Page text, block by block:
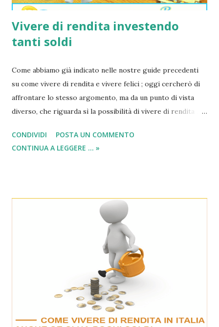
Vivere di rendita investendo
tanti soldi
Come abbiamo già indicato nelle nostre guide precedenti
su come vivere di rendita e vivere felici ; oggi cercherò di
affrontare lo stesso argomento, ma da un punto di vista
diverso, che riguarda sì la possibilità di vivere di rendita ,
capitale d’investimento, sarà maggiormente intenzionato
ed agevolato ad aumentarlo a chi invece cerca di vivere di
investirlo e metterlo da parte cosi da utilizzarlo dopo
qualche anno in modo da poter vivere di rendita per
sempre senza più lavorare! Per poter fare tutto ciò però
esistono due possibilità o meglio diverse alternative da
analizzare: la prima cosa da fare è quella di non strafare,
cercando ugualmente di mantenere un tenore di vita
costante. La seconda invece è quella di prendere il denaro
CONDIVIDI
POSTA UN COMMENTO
CONTINUA A LEGGERE ... »